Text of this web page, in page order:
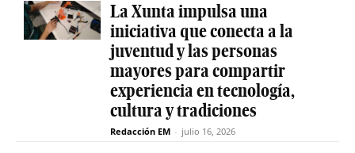
La Xunta impulsa una
iniciativa que conecta a la
juventud y las personas
mayores para compartir
experiencia en tecnología,
cultura y tradiciones
Redacción EM - julio 16, 2026